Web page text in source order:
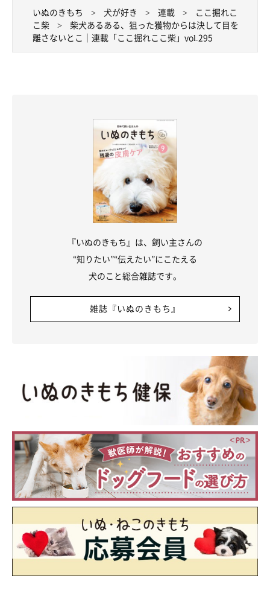
いぬのきもち 犬が好き 連載
ここ掘れこ
こ柴
柴犬あるある、狙った獲物からは決して目を
離さないとこ｜連載「ここ掘れここ柴」vol.295
『いぬのきもち』は、飼い主さんの
“知りたい”“伝えたい”にこたえる
犬のこと総合雑誌です。
雑誌『いぬのきもち』